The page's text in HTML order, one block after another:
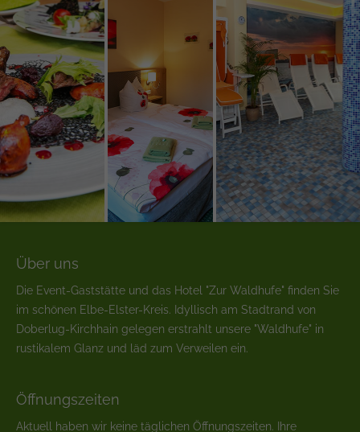
Über uns
Die Event-Gaststätte und das Hotel "Zur Waldhufe" finden Sie
im schönen Elbe-Elster-Kreis. Idyllisch am Stadtrand von
Doberlug-Kirchhain gelegen erstrahlt unsere "Waldhufe" in
rustikalem Glanz und läd zum Verweilen ein.
Öffnungszeiten
Aktuell haben wir keine täglichen Öffnungszeiten. Ihre